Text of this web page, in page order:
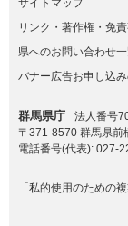
サイトマップ
リンク・著作権・免
県へのお問い合わせ
バナー広告お申し込
群馬県庁
法人番号
〒371-8570 群馬県前
電話番号(代表): 027-
「私的使用のための